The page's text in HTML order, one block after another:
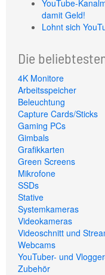
YouTube-
damit Geld!
Lohnt sich
Die
4K Monitore
Arbeitsspeicher
Beleuchtung
Capture Cards/Sticks
Gaming PCs
Gimbals
Grafikkarten
Green Screens
Mikrofone
SSDs
Stative
Systemkameras
Videokameras
Videoschnitt und
Webcams
YouTuber- und
Zubehör